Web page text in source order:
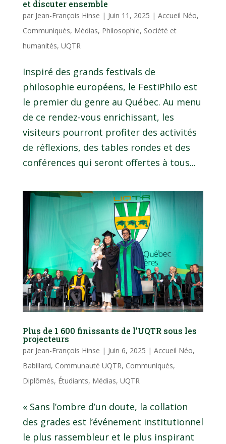
et discuter ensemble
par Jean-François Hinse | Juin 11, 2025 | Accueil Néo,
Communiqués, Médias, Philosophie, Société et
humanités, UQTR
Inspiré des grands festivals de
philosophie européens, le FestiPhilo est
le premier du genre au Québec. Au menu
de ce rendez-vous enrichissant, les
visiteurs pourront profiter des activités
de réflexions, des tables rondes et des
conférences qui seront offertes à tous...
Plus de 1 600 finissants de l’UQTR sous les
projecteurs
par Jean-François Hinse | Juin 6, 2025 | Accueil Néo,
Babillard, Communauté UQTR, Communiqués,
Diplômés, Étudiants, Médias, UQTR
« Sans l’ombre d’un doute, la collation
des grades est l’événement institutionnel
le plus rassembleur et le plus inspirant